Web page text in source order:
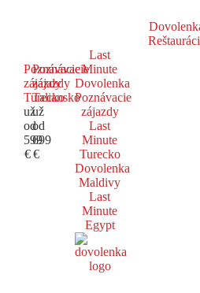
Poznávacie
zájazdy
Turecko
už
od
599
€
Poznávacie
zájazdy
Taliansko
už
od
699
€
Last
Minute
Dovolenka
Poznávacie
zájazdy
Last
Minute
Turecko
Dovolenka
Maldivy
Last
Minute
Egypt